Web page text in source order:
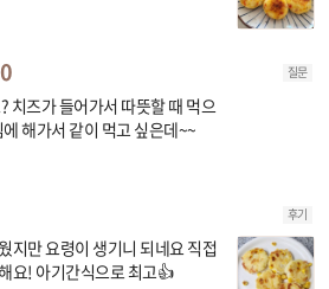
질문
치즈가 들어가서 따뜻할 때 먹으
해가서 같이 먹고 싶은데~~
후기
지만 요령이 생기니 되네요 직접
요! 아기간식으로 최고👍